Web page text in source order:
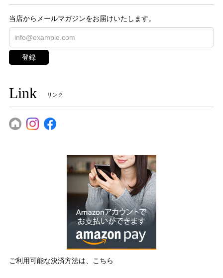
当店からメールマガジンをお届けいたします。
登録
Link リンク
ご利用可能な決済方法は、こちら